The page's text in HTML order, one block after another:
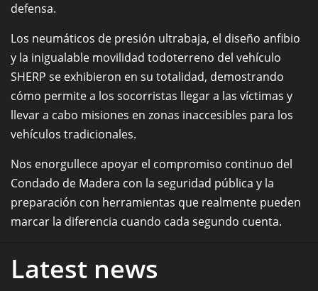
defensa.
Los neumáticos de presión ultrabaja, el diseño anfibio
y la inigualable movilidad todoterreno del vehículo
SHERP se exhibieron en su totalidad, demostrando
cómo permite a los socorristas llegar a las víctimas y
llevar a cabo misiones en zonas inaccesibles para los
vehículos tradicionales.
Nos enorgullece apoyar el compromiso continuo del
Condado de Madera con la seguridad pública y la
preparación con herramientas que realmente pueden
marcar la diferencia cuando cada segundo cuenta.
Latest news